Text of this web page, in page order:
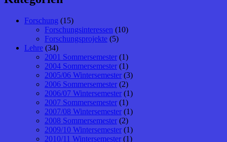
Forschung (15)
Forschungsinteressen (10)
Forschungsprojekte (5)
Lehre (34)
2001 Sommersemester (1)
2004 Sommersemester (1)
2005/06 Wintersemester (3)
2006 Sommersemester (2)
2006/07 Wintersemester (1)
2007 Sommersemester (1)
2007/08 Wintersemester (1)
2008 Sommersemester (2)
2009/10 Wintersemester (1)
2010/11 Wintersemester (1)